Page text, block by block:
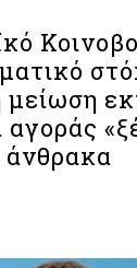
μείωση
αγοράς